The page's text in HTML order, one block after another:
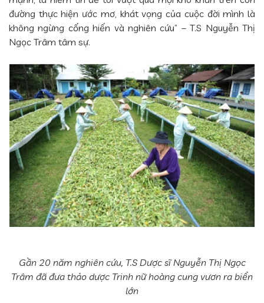
đường thực hiện ước mơ, khát vọng của cuộc đời mình là
không ngừng cống hiến và nghiên cứu” – T.S Nguyễn Thị
Ngọc Trâm tâm sự.
Gần 20 năm nghiên cứu, T.S Dược sĩ Nguyễn Thị Ngọc
Trâm đã đưa thảo dược Trinh nữ hoàng cung vươn ra biển
lớn